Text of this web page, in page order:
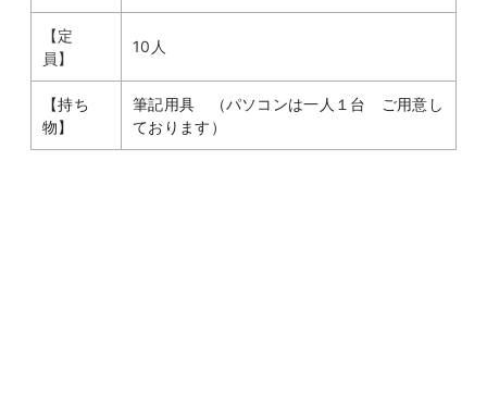
【定
員】
10人
【持ち
物】
筆記用具 （パソコンは一人１台 ご用意し
ております）